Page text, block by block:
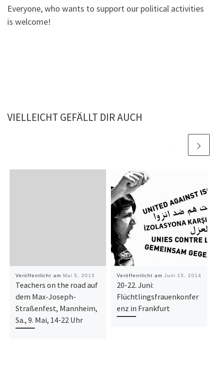
Everyone, who wants to support our political activities
is welcome!
VIELLEICHT GEFÄLLT DIR AUCH
Veröffentlicht am Mai 5, 2015
Teachers on the road auf
dem Max-Joseph-
Straßenfest, Mannheim,
Sa., 9. Mai, 14-22 Uhr
Veröffentlicht am Juni 15, 2014
20-22. Juni:
Flüchtlingsfrauenkonfer
enz in Frankfurt